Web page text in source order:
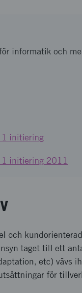
informatik och
1 initiering
1 initiering 2011
och kundorienterad
taget till ett
etc) vävs
för